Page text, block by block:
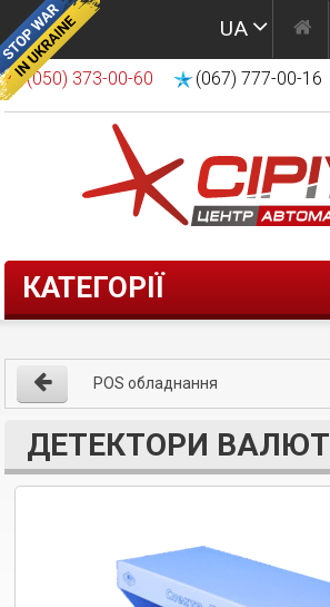
UA
(050) 373-00-60 (067) 777-00-16
КАТЕГОРІЇ
POS обладнання
ДЕТЕКТОРИ ВАЛЮТ